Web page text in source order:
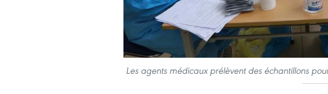
Les agents médicaux prélèvent des échantillons